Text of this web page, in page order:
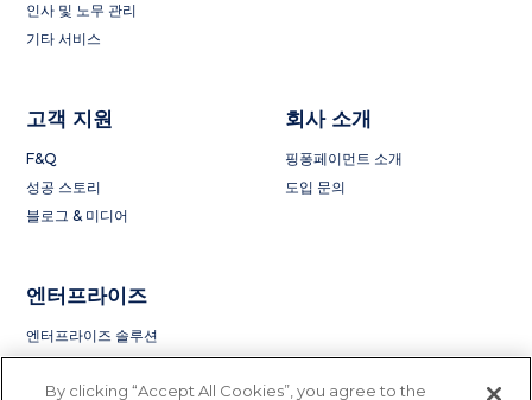
인사 및 노무 관리
기타 서비스
고객 지원
F&Q
성공 스토리
블로그 & 미디어
회사 소개
핑퐁페이먼트 소개
도입 문의
엔터프라이즈
엔터프라이즈 솔루션
By clicking “Accept All Cookies”, you agree to the